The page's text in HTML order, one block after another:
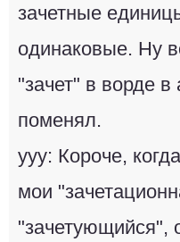
зачетные
одинаковые. Ну
"зачет" в ворде в
поменял.
ууу: Короче,
мои
"зачетующийся",